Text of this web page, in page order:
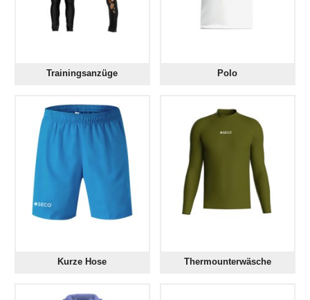
Trainingsanzüge Polo
Kurze Hose Thermounterwäsche